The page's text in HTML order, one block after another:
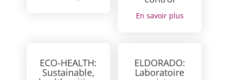
En savoir plus
ECO-HEALTH:
Sustainable,
ELDORADO:
Laboratoire